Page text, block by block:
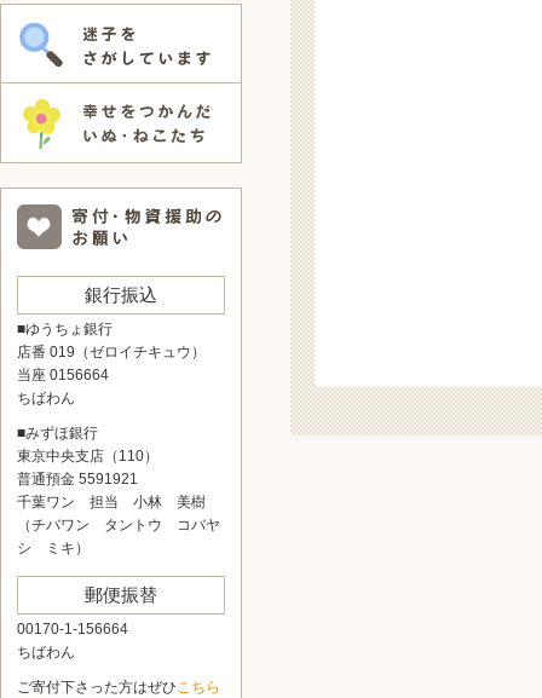
銀行振込
■ゆうちょ銀行
店番 019（ゼロイチキュウ）
当座 0156664
ちばわん
■みずほ銀行
東京中央支店（110）
普通預金 5591921
千葉ワン 担当 小林 美樹
（チバワン タントウ コバヤ
シ ミキ）
郵便振替
00170-1-156664
ちばわん
ご寄付下さった方はぜひこちら